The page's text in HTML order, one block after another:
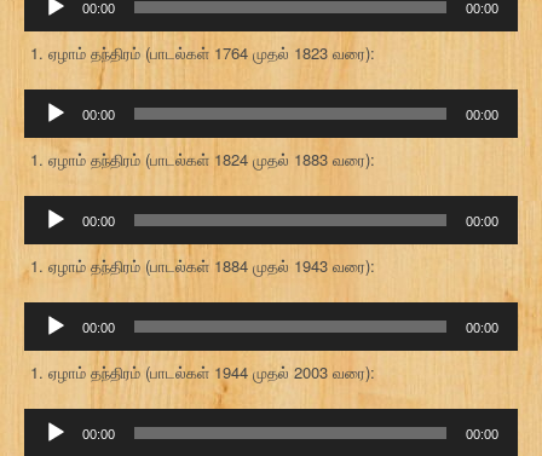
கருவி
00:00 00:00
ஏழாம் தந்திரம் (பாடல்கள் 1764 முதல் 1823 வரை):
கருவி
00:00 00:00
ஏழாம் தந்திரம் (பாடல்கள் 1824 முதல் 1883 வரை):
கருவி
00:00 00:00
ஏழாம் தந்திரம் (பாடல்கள் 1884 முதல் 1943 வரை):
கருவி
00:00 00:00
ஏழாம் தந்திரம் (பாடல்கள் 1944 முதல் 2003 வரை):
கருவி
00:00 00:00